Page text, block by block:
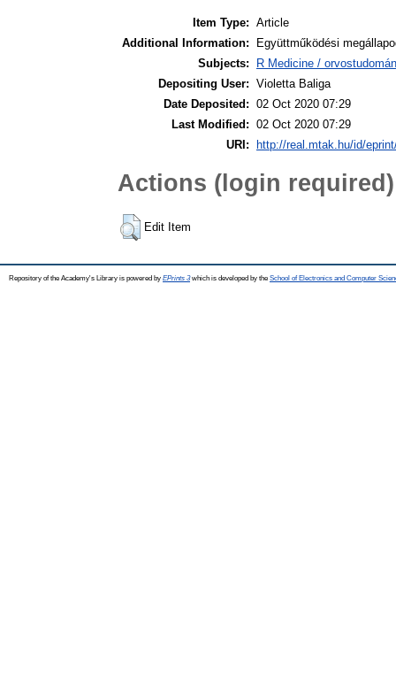
Item Type: Article
Additional Information:
Együttműködési
Subjects:
R Medicine /
Depositing User: Violetta Baliga
Date Deposited: 02 Oct 2020 07:29
Last Modified: 02 Oct 2020 07:29
URI:
http://real.mtak.hu/id/
Actions (login required)
Edit Item
Repository of the Academy's Library is powered by EPrints 3which is developed by the School of Electronics and Computer